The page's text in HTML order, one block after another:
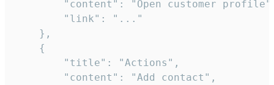
"content": "Open customer
        "link": "..."
    },
    {
        "title": "Actions",
        "content": "Add contact",